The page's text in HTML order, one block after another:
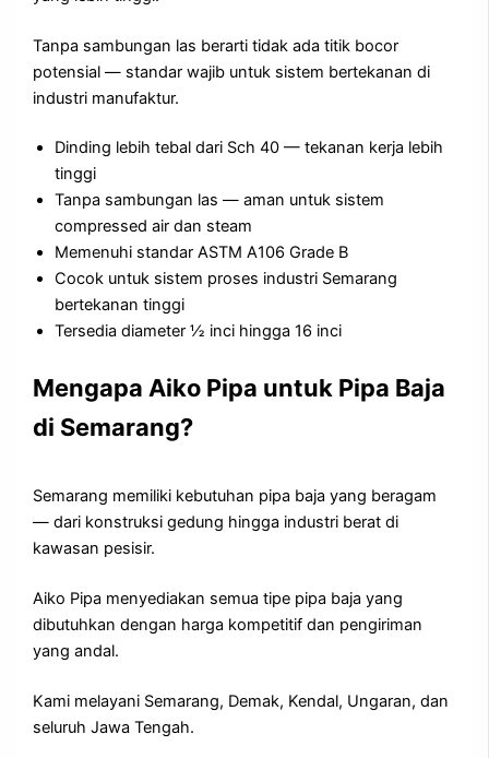
Tanpa sambungan las berarti tidak ada titik bocor
potensial — standar wajib untuk sistem bertekanan di
industri manufaktur.
Dinding lebih tebal dari Sch 40 — tekanan kerja lebih
tinggi
Tanpa sambungan las — aman untuk sistem
compressed air dan steam
Memenuhi standar ASTM A106 Grade B
Cocok untuk sistem proses industri Semarang
bertekanan tinggi
Tersedia diameter ½ inci hingga 16 inci
Mengapa Aiko Pipa untuk Pipa Baja
di Semarang?
Semarang memiliki kebutuhan pipa baja yang beragam
— dari konstruksi gedung hingga industri berat di
kawasan pesisir.
Aiko Pipa menyediakan semua tipe pipa baja yang
dibutuhkan dengan harga kompetitif dan pengiriman
yang andal.
Kami melayani Semarang, Demak, Kendal, Ungaran, dan
seluruh Jawa Tengah.